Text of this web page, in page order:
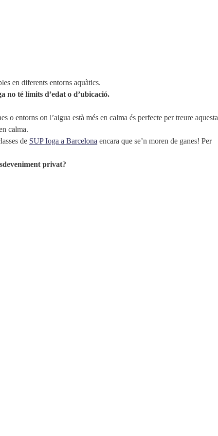
en diferents entorns aquàtics.
no té límits d’edat o d’ubicació.
o entorns on l’aigua està més en calma és perfecte per treure aquesta
calma.
de SUP Ioga a Barcelona encara que se’n moren de ganes! Per
privat?